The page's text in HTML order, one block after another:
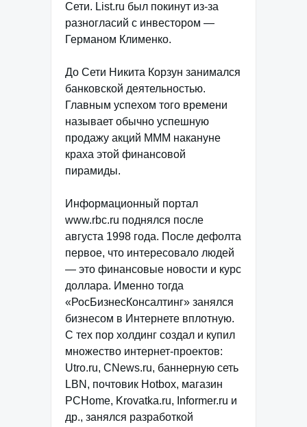
Сети. List.ru был покинут из-за
разногласий с инвестором —
Германом Клименко.
До Сети Никита Корзун занимался
банковской деятельностью.
Главным успехом того времени
называет обычно успешную
продажу акций МММ накануне
краха этой финансовой
пирамиды.
Информационный портал
www.rbc.ru поднялся после
августа 1998 года. После дефолта
первое, что интересовало людей
— это финансовые новости и курс
доллара. Именно тогда
«РосБизнесКонсалтинг» занялся
бизнесом в Интернете вплотную.
С тех пор холдинг создал и купил
множество интернет-проектов:
Utro.ru, CNews.ru, баннерную сеть
LBN, почтовик Hotbox, магазин
PCHome, Krovatka.ru, Informer.ru и
др., занялся разработкой